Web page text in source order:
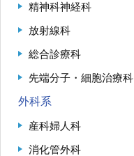
精神科神経科
放射線科
総合診療科
先端分子・細胞治療科
外科系
産科婦人科
消化管外科